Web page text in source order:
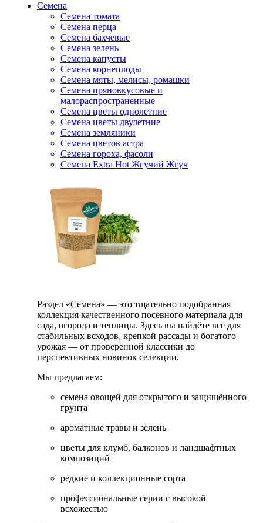
Семена
Семена томата
Семена перца
Семена бахчевые
Семена зелень
Семена капусты
Семена корнеплоды
Семена мяты, мелисы, ромашки
Семена пряновкусовые и
малораспространенные
Семена цветы однолетние
Семена цветы двулетние
Семена земляники
Семена цветов астра
Семена гороха, фасоли
Семена Extra Hot Жгучий Жгуч
Раздел «Семена» — это тщательно подобранная
коллекция качественного посевного материала для
сада, огорода и теплицы. Здесь вы найдёте всё для
стабильных всходов, крепкой рассады и богатого
урожая — от проверенной классики до
перспективных новинок селекции.
Мы предлагаем:
семена овощей для открытого и защищённого
грунта
ароматные травы и зелень
цветы для клумб, балконов и ландшафтных
композиций
редкие и коллекционные сорта
профессиональные серии с высокой
всхожестью